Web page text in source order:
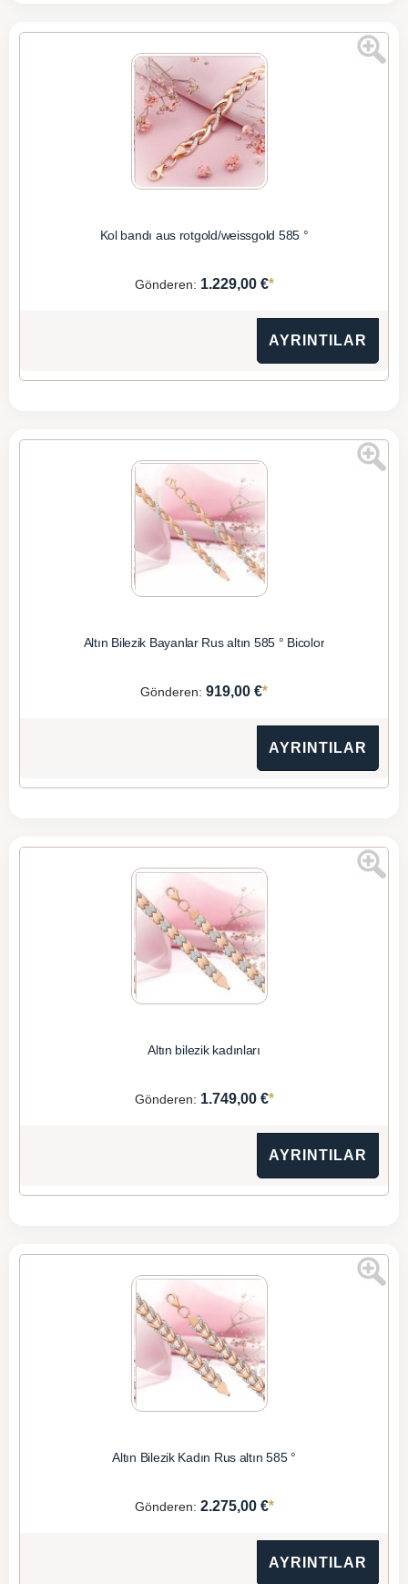
Kol bandı aus rotgold/weissgold 585 °
Gönderen: 1.229,00 €*
AYRINTILAR
Altın Bilezik Bayanlar Rus altın 585 ° Bicolor
Gönderen: 919,00 €*
AYRINTILAR
Altın bilezik kadınları
Gönderen: 1.749,00 €*
AYRINTILAR
Altın Bilezik Kadın Rus altın 585 °
Gönderen: 2.275,00 €*
AYRINTILAR